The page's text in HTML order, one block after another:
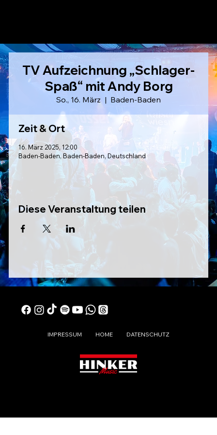
TV Aufzeichnung „Schlager-
Spaß“ mit Andy Borg
So., 16. März
  |
Baden-Baden
Zeit & Ort
16. März 2025, 12:00
Baden-Baden, Baden-Baden, Deutschland
Diese Veranstaltung teilen
IMPRESSUM HOME DATENSCHUTZ